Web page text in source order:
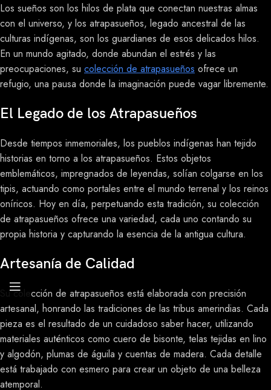
Los sueños son los hilos de plata que conectan nuestras almas
con el universo, y los atrapasueños, legado ancestral de las
culturas indígenas, son los guardianes de esos delicados hilos.
En un mundo agitado, donde abundan el estrés y las
preocupaciones, su colección de atrapasueños ofrece un
refugio, una pausa donde la imaginación puede vagar libremente.
El Legado de los Atrapasueños
Desde tiempos inmemoriales, los pueblos indígenas han tejido
historias en torno a los atrapasueños. Estos objetos
emblemáticos, impregnados de leyendas, solían colgarse en los
tipis, actuando como portales entre el mundo terrenal y los reinos
oníricos. Hoy en día, perpetuando esta tradición, su colección
de atrapasueños ofrece una variedad, cada uno contando su
propia historia y capturando la esencia de la antigua cultura.
Artesanía de Calidad
Su colección de atrapasueños está elaborada con precisión
artesanal, honrando las tradiciones de las tribus amerindias. Cada
pieza es el resultado de un cuidadoso saber hacer, utilizando
materiales auténticos como cuero de bisonte, telas tejidas en lino
y algodón, plumas de águila y cuentas de madera. Cada detalle
está trabajado con esmero para crear un objeto de una belleza
atemporal.